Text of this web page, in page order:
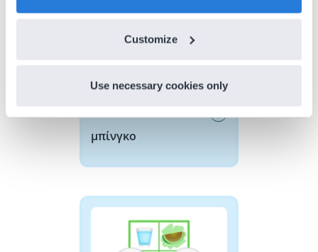
Customize
Use necessary cookies only
μπίνγκο